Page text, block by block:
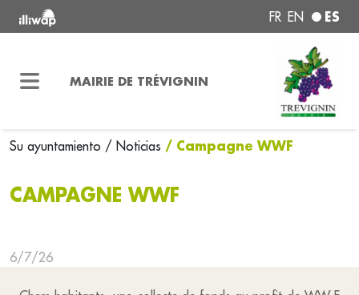
FR EN ES
MAIRIE DE TRÉVIGNIN
Su ayuntamiento / Noticias / Campagne WWF
CAMPAGNE WWF
6/7/26